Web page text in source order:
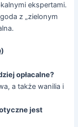
ekspertami.
z „zielonym
opłacalne?
a także wanilia i
jest